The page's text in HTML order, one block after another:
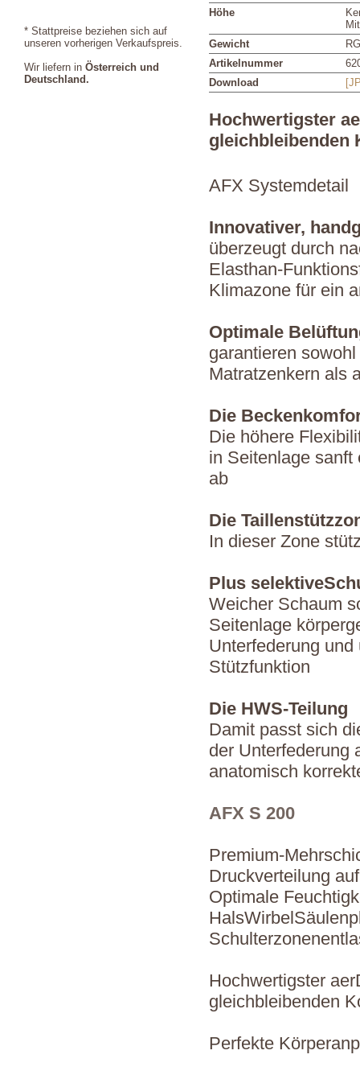
* Stattpreise beziehen sich auf
unseren vorherigen Verkaufspreis.
Wir liefern in Österreich und
Deutschland.
Höhe
Gewicht
Artikelnummer
Download
Hochwertigster
gleichbleibenden
AFX Systemdetail
Innovativer,
überzeugt durch
Elasthan-
Klimazone für ein
Optimale
garantieren
Matratzenkern als
Die
Die höhere
in Seitenlage sanft
ab
Die
In dieser Zone
Plus
Weicher Schaum
Seitenlage
Unterfederung
Stützfunktion
Die HWS-Teilung
Damit passt sich
der Unterfederung
anatomisch
AFX S 200
Premium-
Druckverteilung
Optimale
Hochwertigster
gleichbleibenden
Perfekte